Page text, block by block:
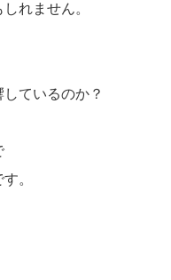
れません。
ているのか？
。